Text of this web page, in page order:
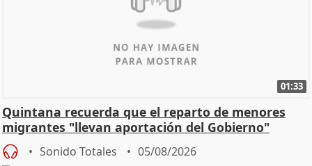
01:33
Quintana recuerda que el reparto de menores
migrantes "llevan aportación del Gobierno"
central
Sonido Totales 05/08/2026